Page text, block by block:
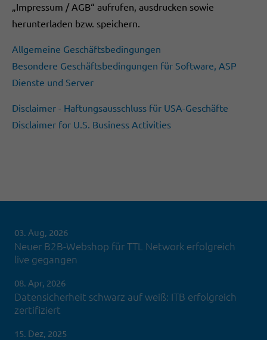
„Impressum / AGB“ aufrufen, ausdrucken sowie
herunterladen bzw. speichern.
Allgemeine Geschäftsbedingungen
Besondere Geschäftsbedingungen für Software, ASP
Dienste und Server
Disclaimer - Haftungsausschluss für USA-Geschäfte
Disclaimer for U.S. Business Activities
03. Aug, 2026
Neuer B2B-Webshop für TTL Network erfolgreich
live gegangen
08. Apr, 2026
Datensicherheit schwarz auf weiß: ITB erfolgreich
zertifiziert
15. Dez, 2025